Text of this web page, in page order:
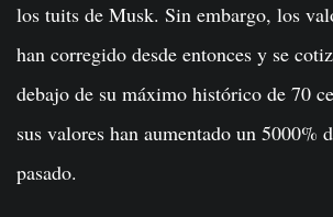
los tuits de Musk. Sin embargo, los
han corregido desde entonces y se
debajo de su máximo histórico de 70
sus valores han aumentado un 5000%
pasado.